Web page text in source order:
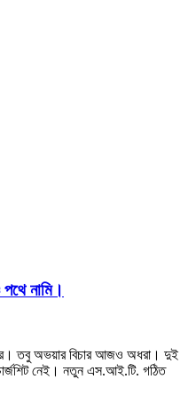
নামি।
তবু অভয়ার বিচার আজও অধরা। দুই
নেই। নতুন এস.আই.টি. গঠিত